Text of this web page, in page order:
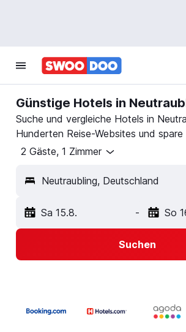
Günstige Hotels in
Suche und vergleiche Hotels in
Hunderten Reise-Websites und spare
2 Gäste, 1 Zimmer
Neutraubling, Deutschland
Sa 15.8. - So
Suchen